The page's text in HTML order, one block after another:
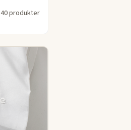
40 produkter